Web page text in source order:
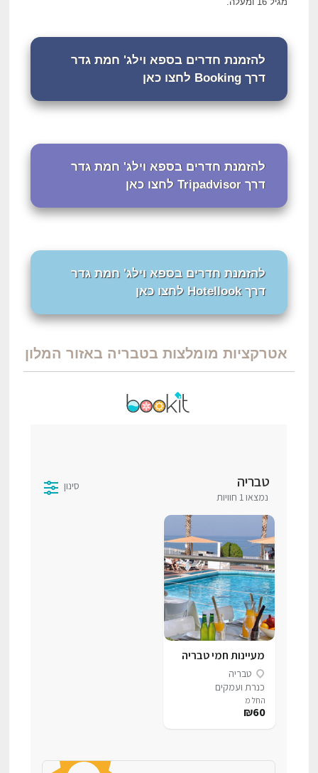
להזמנת חדרים בספא וילג' חמת גדר
דרך Booking לחצו כאן
להזמנת חדרים בספא וילג' חמת גדר
דרך Tripadvisor לחצו כאן
להזמנת חדרים בספא וילג' חמת גדר
דרך Hotellook לחצו כאן
אטרקציות מומלצות בטבריה באזור המלון